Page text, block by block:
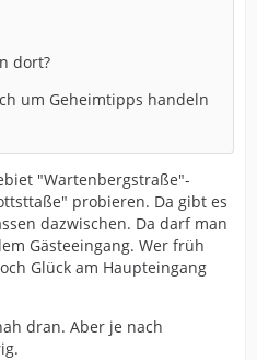
dort?
um Geheimtipps handeln
"Wartenbergstraße"-
probieren. Da gibt es
dazwischen. Da darf man
Gästeeingang. Wer früh
Glück am Haupteingang
dran. Aber je nach